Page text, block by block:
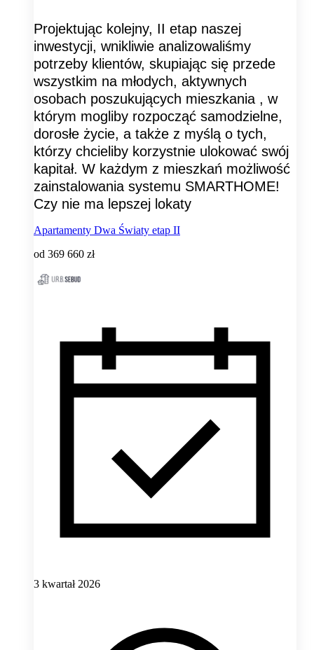
Projektując kolejny, II etap naszej
inwestycji, wnikliwie analizowaliśmy
potrzeby klientów, skupiając się przede
wszystkim na młodych, aktywnych
osobach poszukujących mieszkania , w
którym mogliby rozpocząć samodzielne,
dorosłe życie, a także z myślą o tych,
którzy chcieliby korzystnie ulokować swój
kapitał. W każdym z mieszkań możliwość
zainstalowania systemu SMARTHOME!
Czy nie ma lepszej lokaty
Apartamenty Dwa Światy etap II
od 369 660 zł
3 kwartał 2026